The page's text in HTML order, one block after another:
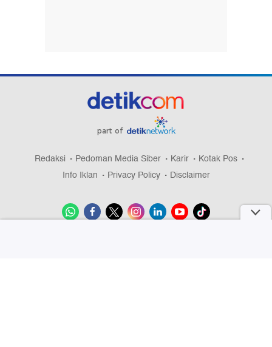
part of
Redaksi Pedoman Media Siber Karir
Kotak Pos
Info Iklan
Privacy Policy Disclaimer